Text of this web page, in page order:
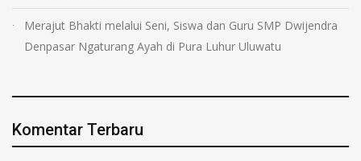
Merajut Bhakti melalui Seni, Siswa dan Guru SMP Dwijendra
Denpasar Ngaturang Ayah di Pura Luhur Uluwatu
Komentar Terbaru